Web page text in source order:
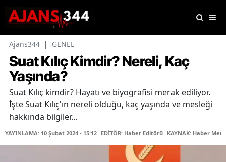
Ajans344 | GENEL
Suat Kılıç Kimdir? Nereli, Kaç
Yaşında?
Suat Kılıç kimdir? Hayatı ve biyografisi merak ediliyor.
İşte Suat Kılıç'ın nereli olduğu, kaç yaşında ve mesleği
hakkında bilgiler...
YAYINLAMA: 10 Şubat 2024 - 15:12 EDİTÖR: Haber Editörü KAYNAK: Haber